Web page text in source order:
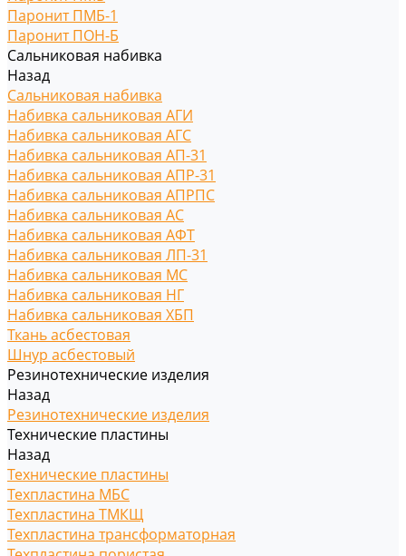
Паронит ПМБ-1
Паронит ПОН-Б
Сальниковая набивка
Назад
Сальниковая набивка
Набивка сальниковая АГИ
Набивка сальниковая АГС
Набивка сальниковая АП-31
Набивка сальниковая АПР-31
Набивка сальниковая АПРПС
Набивка сальниковая АС
Набивка сальниковая АФТ
Набивка сальниковая ЛП-31
Набивка сальниковая МС
Набивка сальниковая НГ
Набивка сальниковая ХБП
Ткань асбестовая
Шнур асбестовый
Резинотехнические изделия
Назад
Резинотехнические изделия
Технические пластины
Назад
Технические пластины
Техпластина МБС
Техпластина ТМКЩ
Техпластина трансформаторная